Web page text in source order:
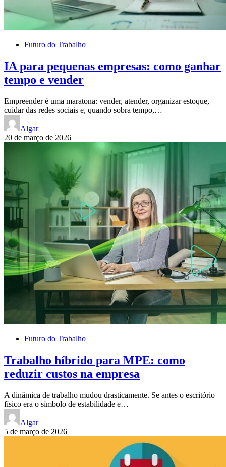
Futuro do Trabalho
IA para pequenas empresas: como ganhar
tempo e vender
Empreender é uma maratona: vender, atender, organizar estoque,
cuidar das redes sociais e, quando sobra tempo,…
Algar
20 de março de 2026
Futuro do Trabalho
Trabalho híbrido para MPE: como
reduzir custos na empresa
A dinâmica de trabalho mudou drasticamente. Se antes o escritório
físico era o símbolo de estabilidade e…
Algar
5 de março de 2026